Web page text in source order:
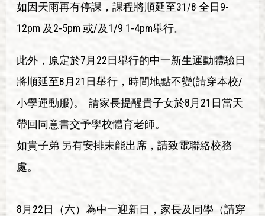
如因天雨再有停課，課程將順延至31/8 全日9-
12pm 及2-5pm 或/及1/9 1-4pm舉行。
此外，原定於7月22日舉行的中一新生運動體驗日
將順延至8月21日舉行，時間地點不變(請穿本校/
小學運動服)。 請家長提醒貴子女於8月21日當天
帶回同意書交予學校體育老師。
如貴子弟 另有安排未能出席，請致電聯絡校務
處。
8月22日（六）為中一迎新日，家長及同學（請穿